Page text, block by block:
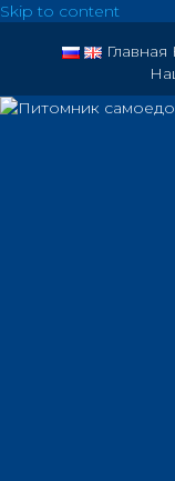
Skip to content
Главная